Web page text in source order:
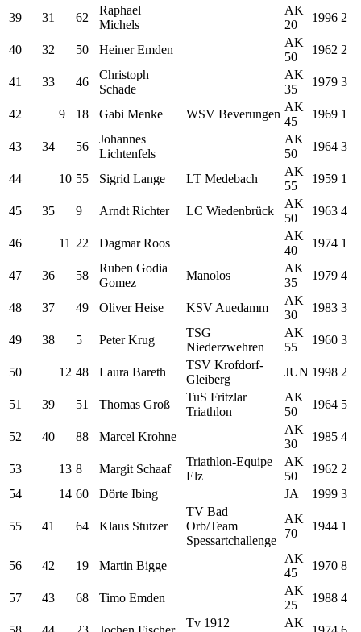
39 31 62
Raphael
Michels
AK
20
1996 2
40 32 50 Heiner Emden
AK
50
1962 2
41 33 46
Christoph
Schade
AK
35
1979 3
42 9 18 Gabi Menke WSV Beverungen
AK
45
1969 1
43 34 56
Johannes
Lichtenfels
AK
50
1964 3
44 10 55 Sigrid Lange LT Medebach
AK
55
1959 1
45 35 9 Arndt Richter LC Wiedenbrück
AK
50
1963 4
46 11 22 Dagmar Roos
AK
40
1974 1
47 36 58
Ruben Godia
Gomez
Manolos
AK
35
1979 4
48 37 49 Oliver Heise KSV Auedamm
AK
30
1983 3
49 38 5 Peter Krug
TSG
Niederzwehren
AK
55
1960 3
50 12 48 Laura Bareth
TSV Krofdorf-
Gleiberg
JUN 1998 2
51 39 51 Thomas Groß
TuS Fritzlar
Triathlon
AK
50
1964 5
52 40 88 Marcel Krohne
AK
30
1985 4
53 13 8 Margit Schaaf
Triathlon-Equipe
Elz
AK
50
1962 2
54
14 60 Dörte Ibing JA 1999 3
55 41 64 Klaus Stutzer
TV Bad
Orb/Team
Spessartchallenge
AK
70
1944 1
56 42 19 Martin Bigge
AK
45
1970 8
57 43 68 Timo Emden
AK
25
1988 4
Tv 1912
AK